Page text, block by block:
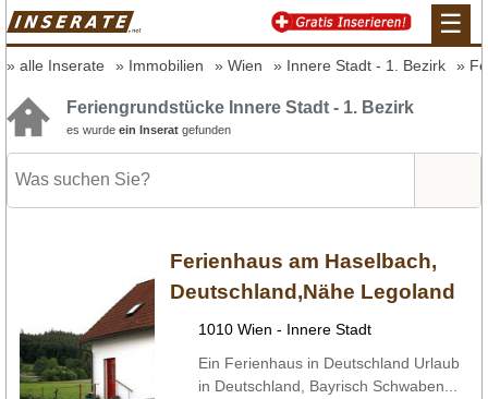
☰
alle Inserate Immobilien Wien Innere Stadt - 1. Bezirk
Feriengrundstücke Innere Stadt - 1. Bezirk
es wurde ein Inserat gefunden
Ferienhaus am Haselbach,
Deutschland,Nähe Legoland
1010 Wien - Innere Stadt
Ein Ferienhaus in Deutschland Urlaub
in Deutschland, Bayrisch Schwaben...